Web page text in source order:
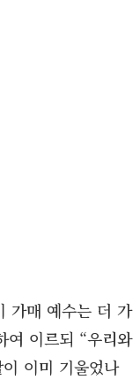
가매 예수는 더 가
여 이르되 “우리와
이미 기울었나